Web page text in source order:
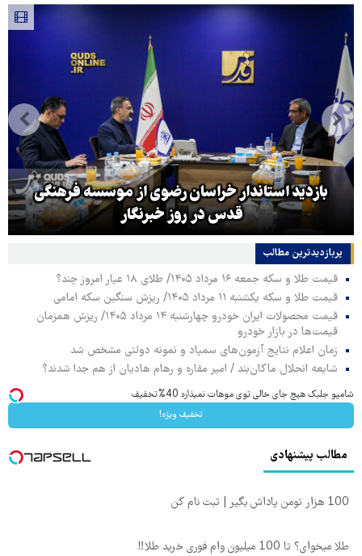
بازدید استاندار خراسان رضوی از موسسه فرهنگی
قدس در روز خبرنگار
پربازدیدترین‌ مطالب
قیمت طلا و سکه جمعه ۱۶ مرداد ۱۴۰۵/ طلای ۱۸ عیار امروز چند؟
قیمت طلا و سکه یکشنبه ۱۱ مرداد ۱۴۰۵/ ریزش سنگین سکه امامی
قیمت محصولات ایران خودرو چهارشنبه ۱۴ مرداد ۱۴۰۵/ ریزش همزمان
قیمت‌ها در بازار خودرو
زمان اعلام نتایج آزمون‌های سمپاد و نمونه دولتی مشخص شد
شایعه انحلال ماکان‌بند / امیر مقاره و رهام هادیان از هم جدا شدند؟
شامپو جلبک هیچ جای خالی توی موهات نمیذاره 40%تخفیف
تخفیف ویژه!
مطالب پیشنهادی
100 هزار تومن پاداش بگیر | ثبت نام کن
طلا میخوای؟ تا 100 میلیون وام فوری خرید طلا‼️